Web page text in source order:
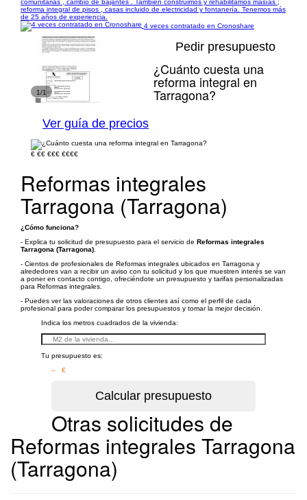
reforma integral de pisos , casas incluido de electricidad y fontanería. Tenemos más
de 25 años de experiencia.
4 veces contratado en Cronoshare
1/1
Pedir presupuesto
¿Cuánto cuesta una
reforma integral en
Tarragona?
Ver guía de precios
€ €€ €€€ €€€€
Reformas integrales
Tarragona (Tarragona)
¿Cómo funciona?
- Explica tu solicitud de presupuesto para el servicio de Reformas integrales
Tarragona (Tarragona)
- Cientos de profesionales de Reformas integrales ubicados en Tarragona y
alrededores van a recibir un aviso con tu solicitud y los que muestren interés se van
a poner en contacto contigo, ofreciéndote un presupuesto y tarifas personalizadas
para Reformas integrales.
- Puedes ver las valoraciones de otros clientes así como el perfil de cada
profesional para poder comparar los presupuestos y tomar la mejor decisión.
Indica los metros cuadrados de la vivienda:
Tu presupuesto es:
– €
Otras solicitudes de
Reformas integrales Tarragona
(Tarragona)